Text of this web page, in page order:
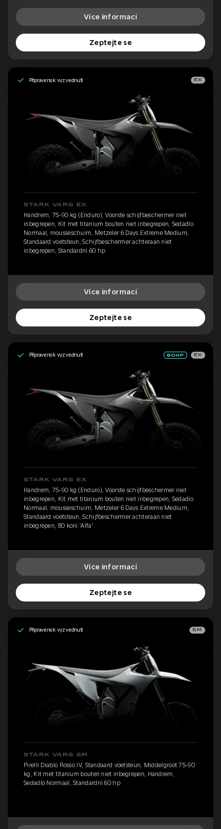
Více informací
Zeptejte se
Připraveno k vyzvednutí EX
STARK VARG EX
Handrem, 75-90 kg (Enduro), Voorste schijfbeschermer niet
inbegrepen, Kit met titanium bouten niet inbegrepen, Sedadlo
Normaal, mousseschuim, Metzeler 6 Days Extreme Medium,
Standaard voetsteun, Schijfbeschermer achteraan niet
inbegrepen, Standardní 60 hp
Více informací
Zeptejte se
Připraveno k vyzvednutí EX
STARK VARG EX
Handrem, 75-90 kg (Enduro), Voorste schijfbeschermer niet
inbegrepen, Kit met titanium bouten niet inbegrepen, Sedadlo
Normaal, mousseschuim, Metzeler 6 Days Extreme Medium,
Standaard voetsteun, Schijfbeschermer achteraan niet
inbegrepen, 80 koní 'Alfa'
Více informací
Zeptejte se
Připraveno k vyzvednutí SM
STARK VARG SM
Pirelli Diablo Rosso IV, Standaard voetsteun, Middelgroot 75-90
kg, Kit met titanium bouten niet inbegrepen, Handrem,
Sedadlo Normaal, Standardní 60 hp